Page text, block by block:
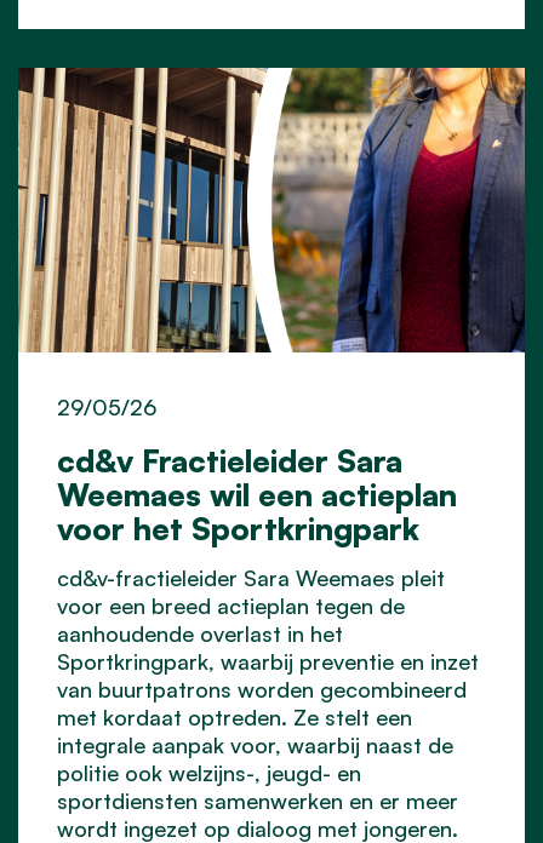
cd&v Fractieleider Sara
Weemaes wil een actieplan
voor het Sportkringpark
29/05/26
cd&v-fractieleider Sara Weemaes pleit
voor een breed actieplan tegen de
aanhoudende overlast in het
Sportkringpark, waarbij preventie en inzet
van buurtpatrons worden gecombineerd
met kordaat optreden. Ze stelt een
integrale aanpak voor, waarbij naast de
politie ook welzijns-, jeugd- en
sportdiensten samenwerken en er meer
wordt ingezet op dialoog met jongeren.